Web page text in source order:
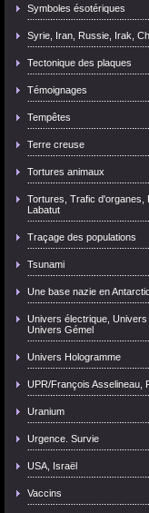
Symboles ésotériques
Syrie, Iran, Russie, Irak,
Tectonique des plaques
Témoignages
Tempêtes
Terre creuse
Tortures animaux
Tortures, Trafic d'organes,
Labatut
Traçage des populations
Tsunami
Une base nazie en
Univers électrique, Univers
Univers Gémel
Univers Hologramme
UPR/François Asselineau,
Uranium
Urgence. Survie
USA, Israël
Vaccins